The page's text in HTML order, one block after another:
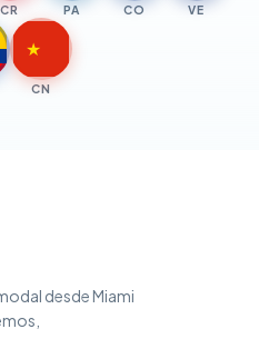
CR PA CO VE
★
CN
desde Miami